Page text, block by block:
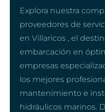
Explora nuestra
proveedores de
en Villaricos , el
embarcación en
empresas
los mejores
mantenimiento e
hidráulicos marinos.